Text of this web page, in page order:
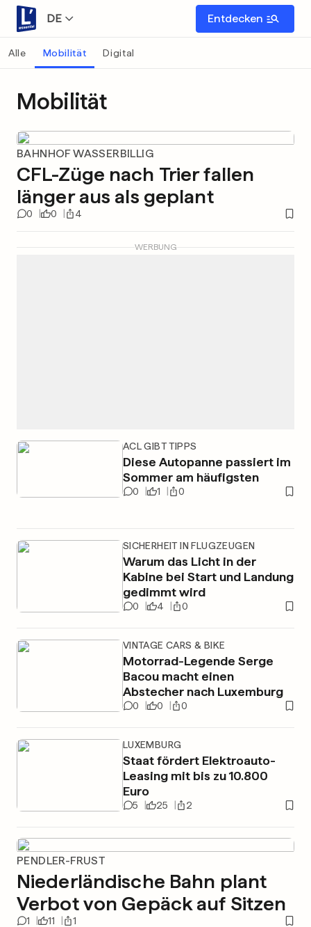
DE Entdecken
Alle Mobilität Digital
Mobilität
BAHNHOF WASSERBILLIG
CFL-Züge nach Trier fallen
länger aus als geplant
0 0 4
ACL GIBT TIPPS
Diese Autopanne passiert im
Sommer am häufigsten
0 1 0
SICHERHEIT IN FLUGZEUGEN
Warum das Licht in der
Kabine bei Start und Landung
gedimmt wird
0 4 0
VINTAGE CARS & BIKE
Motorrad-Legende Serge
Bacou macht einen
Abstecher nach Luxemburg
0 0 0
LUXEMBURG
Staat fördert Elektroauto-
Leasing mit bis zu 10.800
Euro
5 25 2
WERBUNG
PENDLER-FRUST
Niederländische Bahn plant
Verbot von Gepäck auf Sitzen
1 11 1